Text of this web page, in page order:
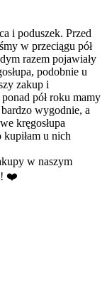
i poduszek. Przed
w przeciągu pół
razem pojawiały
podobnie u
zakup i
pół roku mamy
wygodnie, a
kręgosłupa
u nich
w naszym
❤️